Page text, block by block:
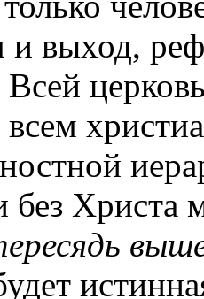
и выход,
Всей
без